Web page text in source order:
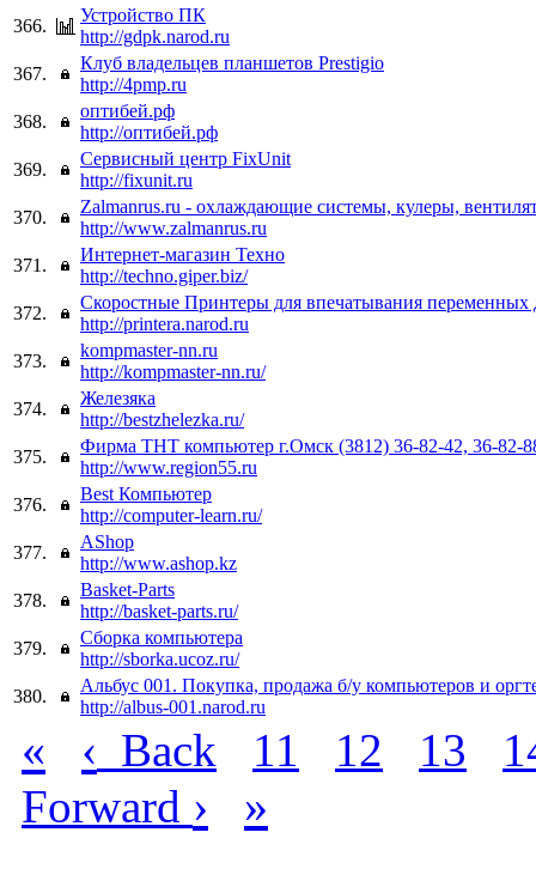
366.
Устройство ПК
http://gdpk.narod.ru
367.
Клуб владельцев планшетов Prestigio
http://4pmp.ru
368.
оптибей.рф
http://оптибей.рф
369.
Сервисный центр FixUnit
http://fixunit.ru
370.
Zalmanrus.ru - охлаждающие системы, кулеры,
http://www.zalmanrus.ru
371.
Интернет-магазин Техно
http://techno.giper.biz/
372.
Скоростные Принтеры для впечатывания переменных
http://printera.narod.ru
373.
kompmaster-nn.ru
http://kompmaster-nn.ru/
374.
Железяка
http://bestzhelezka.ru/
375.
Фирма ТНТ компьютер г.Омск (3812) 36-82-42, 36-82-
http://www.region55.ru
376.
Best Компьютер
http://computer-learn.ru/
377.
AShop
http://www.ashop.kz
378.
Basket-Parts
http://basket-parts.ru/
379.
Сборка компьютера
http://sborka.ucoz.ru/
380.
Альбус 001. Покупка, продажа б/у компьютеров и
http://albus-001.narod.ru
« ‹ Back 11 12 13
Forward › »